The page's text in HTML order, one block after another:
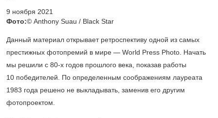
9 ноября 2021
Фото:© Anthony Suau / Black Star
Данный материал открывает ретроспективу одной из самых
престижных фотопремий в мире — World Press Photo. Начать
мы решили с 80-х годов прошлого века, показав работы
10 победителей. По определенным соображениям лауреата
1983 года решено не выкладывать, заменив его другим
фотопроектом.